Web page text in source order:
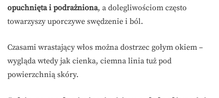
opuchnięta i podrażniona, a dolegliwościom często
towarzyszy uporczywe swędzenie i ból.
Czasami wrastający włos można dostrzec gołym okiem –
wygląda wtedy jak cienka, ciemna linia tuż pod
powierzchnią skóry.